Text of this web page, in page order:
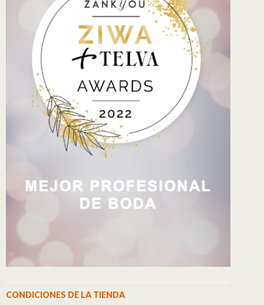
CONDICIONES DE LA TIENDA